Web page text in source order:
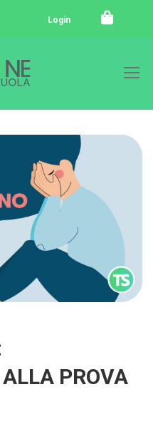
Login
PROVA